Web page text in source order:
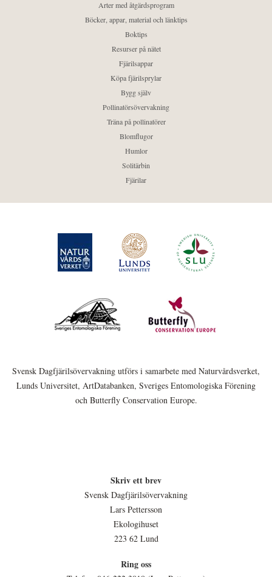
Arter med åtgärdsprogram
Böcker, appar, material och länktips
Boktips
Resurser på nätet
Fjärilsappar
Köpa fjärilsprylar
Bygg själv
Pollinatörsövervakning
Träna på pollinatörer
Blomflugor
Humlor
Solitärbin
Fjärilar
Svensk Dagfjärilsövervakning utförs i samarbete med Naturvårdsverket,
Lunds Universitet, ArtDatabanken, Sveriges Entomologiska Förening
och Butterfly Conservation Europe.
Skriv ett brev
Svensk Dagfjärilsövervakning
Lars Pettersson
Ekologihuset
223 62 Lund
Ring oss